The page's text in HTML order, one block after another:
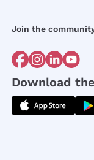
Join the
Download